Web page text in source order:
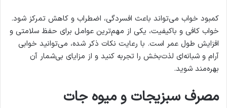
کمبود خواب می‌تواند باعث افسردگی، اضطراب و کاهش تمرکز شود.
خواب کافی و باکیفیت، یکی از مهم‌ترین عوامل برای حفظ سلامتی و
افزایش طول عمر است. با رعایت نکات ذکر شده، می‌توانید خوابی
آرام و شبانه‌ای لذت‌بخش را تجربه کنید و از مزایای بی‌شمار آن
بهره‌مند شوید.
مصرف سبزیجات و میوه جات